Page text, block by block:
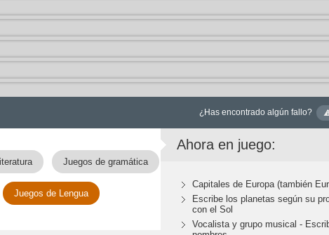
¿Has encontrado algún fallo?
Juegos de gramática
Juegos de Lengua
Ahora en juego:
Capitales de Europa (también
Escribe los planetas según su
con el Sol
Vocalista y grupo musical -